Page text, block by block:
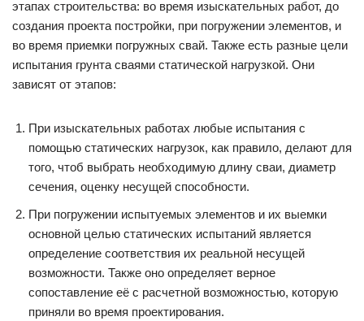
этапах строительства: во время изыскательных работ, до
создания проекта постройки, при погружении элементов, и
во время приемки погружных свай. Также есть разные цели
испытания грунта сваями статической нагрузкой. Они
зависят от этапов:
При изыскательных работах любые испытания с
помощью статических нагрузок, как правило, делают для
того, чтоб выбрать необходимую длину сваи, диаметр
сечения, оценку несущей способности.
При погружении испытуемых элементов и их выемки
основной целью статических испытаний является
определение соответствия их реальной несущей
возможности. Также оно определяет верное
сопоставление её с расчетной возможностью, которую
приняли во время проектирования.